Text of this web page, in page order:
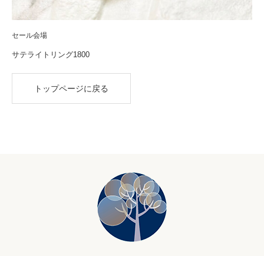
セール会場
サテライトリング1800
トップページに戻る